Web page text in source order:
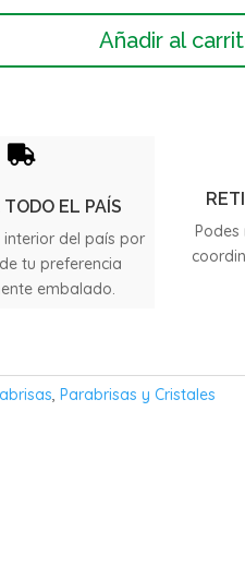
Añadir al

EL PAÍS
interior del país por
tu preferencia
embalado.
,Parabrisas y Cristales